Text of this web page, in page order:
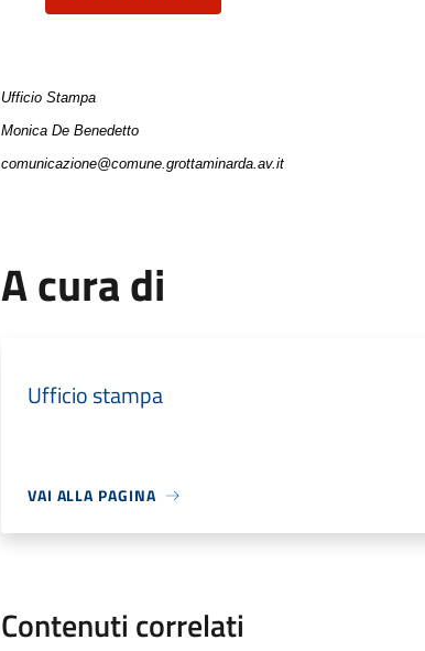
Ufficio Stampa
Monica De Benedetto
comunicazione@comune.grottaminarda.av.it
A cura di
Ufficio stampa
VAI ALLA PAGINA
Contenuti correlati